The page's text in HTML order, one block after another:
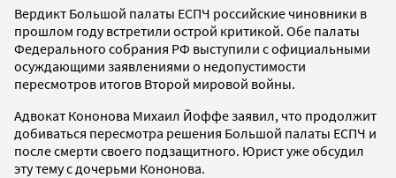
Вердикт Большой палаты ЕСПЧ российские чиновники в
прошлом году встретили острой критикой. Обе палаты
Федерального собрания РФ выступили с официальными
осуждающими заявлениями о недопустимости
пересмотров итогов Второй мировой войны.
Адвокат Кононова Михаил Йоффе заявил, что продолжит
добиваться пересмотра решения Большой палаты ЕСПЧ и
после смерти своего подзащитного. Юрист уже обсудил
эту тему с дочерьми Кононова.